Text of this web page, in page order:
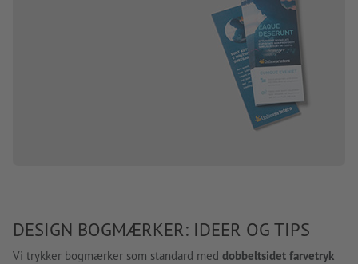
DESIGN BOGMÆRKER: IDEER OG TIPS
Vi trykker bogmærker som standard med dobbeltsidet farvetryk